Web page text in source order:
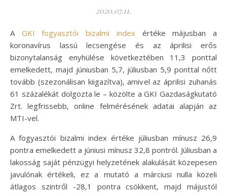
2020.07.11.
A GKI fogyasztói bizalmi index értéke májusban a
koronavírus lassú lecsengése és az áprilisi erős
bizonytalanság enyhülése következtében 11,3 ponttal
emelkedett, majd júniusban 5,7, júliusban 5,9 ponttal nőtt
tovább (szezonálisan kiigazítva), amivel az áprilisi zuhanás
61 százalékát dolgozta le – közölte a GKI Gazdaságkutató
Zrt. legfrissebb, online felmérésének adatai alapján az
MTI-vel.
A fogyasztói bizalmi index értéke júliusban mínusz 26,9
pontra emelkedett a júniusi mínusz 32,8 pontról. Júliusban a
lakosság saját pénzügyi helyzetének alakulását közepesen
javulónak értékeli, ez a mutató a márciusi nulla közeli
átlagos szintről -28,1 pontra csökkent, majd májustól